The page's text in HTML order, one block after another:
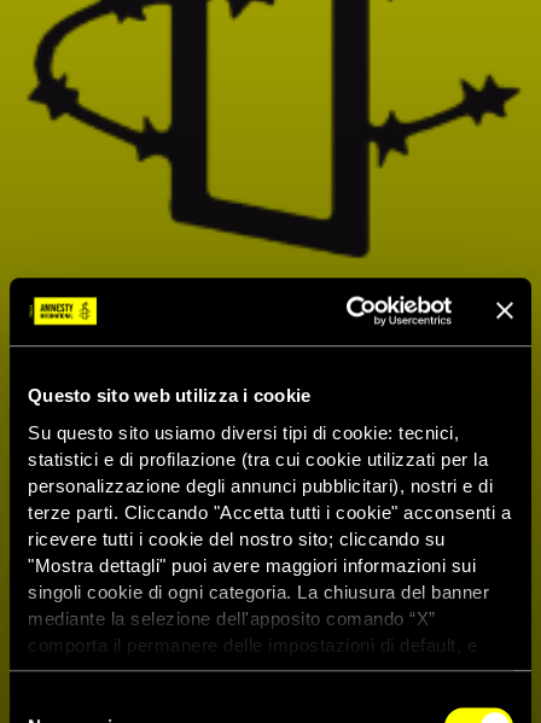
Questo sito web utilizza i cookie
Su questo sito usiamo diversi tipi di cookie: tecnici,
statistici e di profilazione (tra cui cookie utilizzati per la
personalizzazione degli annunci pubblicitari), nostri e di
terze parti. Cliccando "Accetta tutti i cookie" acconsenti a
ricevere tutti i cookie del nostro sito; cliccando su
"Mostra dettagli" puoi avere maggiori informazioni sui
singoli cookie di ogni categoria. La chiusura del banner
mediante la selezione dell'apposito comando “X”
comporta il permanere delle impostazioni di default, e
dunque la continuazione della navigazione con i cookie